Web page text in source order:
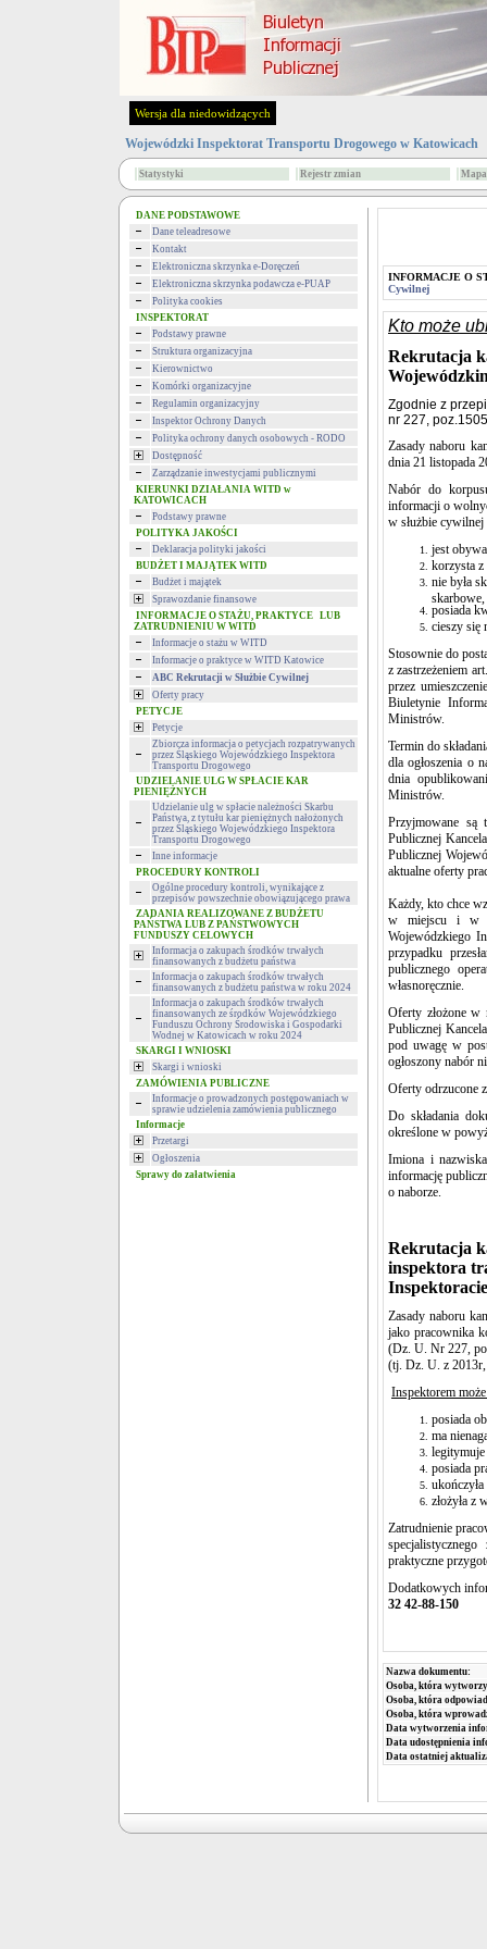
Wersja dla niedowidzących
Wojewódzki Inspektorat Transportu Drogowego w Katowicach
Statystyki Rejestr zmian
DANE PODSTAWOWE
Dane teleadresowe
Kontakt
Elektroniczna skrzynka e-Doręczeń
Elektroniczna skrzynka podawcza e-PUAP
Polityka cookies
INSPEKTORAT
Podstawy prawne
Struktura organizacyjna
Kierownictwo
Komórki organizacyjne
Regulamin organizacyjny
Inspektor Ochrony Danych
Polityka ochrony danych osobowych - RODO
Dostępność
Zarządzanie inwestycjami publicznymi
KIERUNKI DZIAŁANIA WITD w
KATOWICACH
Podstawy prawne
POLITYKA JAKOŚCI
Deklaracja polityki jakości
BUDŻET I MAJĄTEK WITD
Budżet i majątek
Sprawozdanie finansowe
INFORMACJE O STAŻU, PRAKTYCE LUB
ZATRUDNIENIU W WITD
Informacje o stażu w WITD
Informacje o praktyce w WITD Katowice
ABC Rekrutacji w Służbie Cywilnej
Oferty pracy
PETYCJE
Petycje
Zbiorcza informacja o petycjach rozpatrywanych
przez Śląskiego Wojewódzkiego Inspektora
Transportu Drogowego
UDZIELANIE ULG W SPŁACIE KAR
PIENIĘŻNYCH
Udzielanie ulg w spłacie należności Skarbu
Państwa, z tytułu kar pieniężnych nałożonych
przez Śląskiego Wojewódzkiego Inspektora
Transportu Drogowego
Inne informacje
PROCEDURY KONTROLI
Ogólne procedury kontroli, wynikające z
przepisów powszechnie obowiązującego prawa
ZADANIA REALIZOWANE Z BUDŻETU
PAŃSTWA LUB Z PAŃSTWOWYCH
FUNDUSZY CELOWYCH
Informacja o zakupach środków trwałych
finansowanych z budżetu państwa
Informacja o zakupach środków trwałych
finansowanych z budżetu państwa w roku 2024
Informacja o zakupach środków trwałych
finansowanych ze środków Wojewódzkiego
Funduszu Ochrony Środowiska i Gospodarki
Wodnej w Katowicach w roku 2024
SKARGI I WNIOSKI
Skargi i wnioski
ZAMÓWIENIA PUBLICZNE
Informacje o prowadzonych postępowaniach w
sprawie udzielenia zamówienia publicznego
Informacje
Przetargi
Ogłoszenia
Sprawy do załatwienia
INFORMACJE O
Cywilnej
Kto może
Rekrutacja
Zgodnie z
nr 227,
Zasady naboru
dnia 21 listopada
Nabór do
informacji o
w służbie
jest
korzysta z
nie była
skarbowe,
posiada
cieszy się
Stosownie do
z zastrzeżeniem
przez
Biuletynie
Ministrów.
Termin do
dla ogłoszenia o
dnia
Ministrów.
Przyjmowane są
Publicznej
Publicznej
aktualne oferty
Każdy, kto chce
w miejscu i w
Wojewódzkiego
przypadku
publicznego
własnoręcznie.
Oferty złożone w
Publicznej
pod uwagę w
ogłoszony nabór
Oferty odrzucone
Do składania
określone w
Imiona i
informację
o naborze.
Rekrutacja
inspektora
Zasady naboru
jako pracownika
(Dz. U. Nr 227,
(tj. Dz. U. z
Inspektorem
posiada
ma
legitymuje
posiada
złożyła
Zatrudnienie
praktyczne
Dodatkowych
32 42-88-150
Nazwa dokumentu:
Osoba, która
Osoba, która
Osoba, która
Data wytworzenia
Data udostępnienia
Data ostatniej